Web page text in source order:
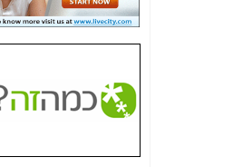
האם השר איוב קרא
היה צריך בכלל לחתום
על האישור, שנתן
האם ביבי וקרא קבלו
בכלל תמורה עבור